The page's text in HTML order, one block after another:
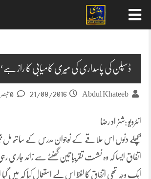
ڈسپلن کی پاسداری کی میری کامیابی کا راز
Abdul Khateeb
21/08/2016
انٹرویو :شہزاد رضا
پچھلے دنوں اس علاقے کے نوجوان مدرس کے ساتھ مل
اتفاق ایسا کہ وہ نشست تقریبا تین گھنٹے سے زائد
ایک وجہ تھی اتفاق کا لفظ اس لیے استعمال کیا کہ میں